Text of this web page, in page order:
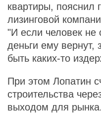
квартиры, пояснил
лизинговой
"И если человек не
деньги ему
быть каких-то
При этом Лопатин
строительства
выходом для рынка.